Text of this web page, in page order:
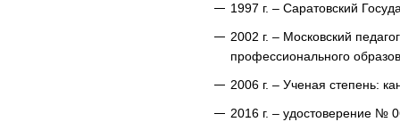
1997 г. – Саратовский
2002 г. – Московский
профессионального
2006 г. – Ученая степень:
2016 г. – удостоверение №